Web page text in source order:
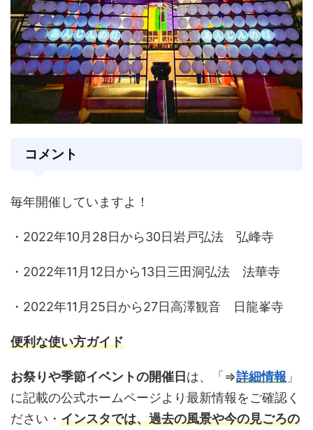
コメント
毎年開催していますよ！
・2022年10月28日から30日岩戸弘法 弘峰寺
・2022年11月12日から13日三田洞弘法 法華寺
・2022年11月25日から27日高澤観音 日龍峯寺
便利な使い方ガイド
お祭りや季節イベントの開催日 は、「⇒詳細情報 」
に記載の公式ホームページより最新情報をご確認く
ださい・ インスタでは、過去の風景や今の見ごろの